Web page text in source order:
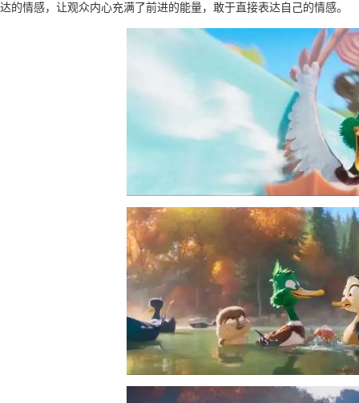
达的情感，让观众内心充满了前进的能量，敢于直接表达自己的情感。